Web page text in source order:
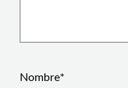
Nombre*